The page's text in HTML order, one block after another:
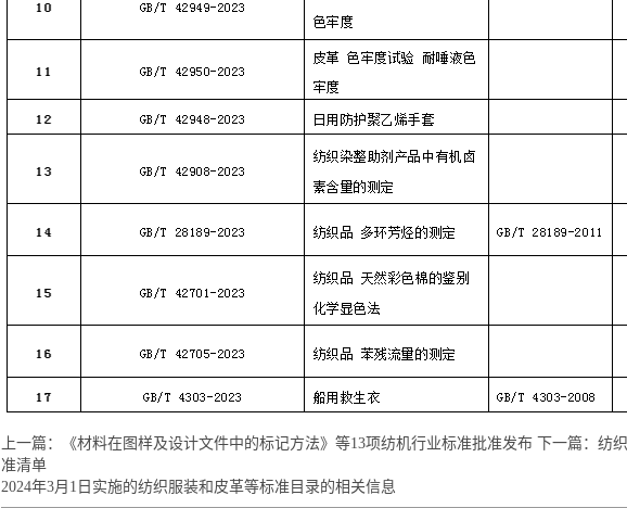
上一篇：《材料在图样及设计文件中的标记方法》等13项纺机行业标准批准发布
下一篇：纺
准清单
2024年3月1日实施的纺织服装和皮革等标准目录的相关信息